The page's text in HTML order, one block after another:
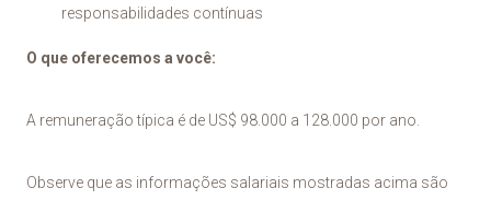
responsabilidades contínuas
O que oferecemos a você:
A remuneração típica é de US$ 98.000 a 128.000 por ano.
Observe que as informações salariais mostradas acima são